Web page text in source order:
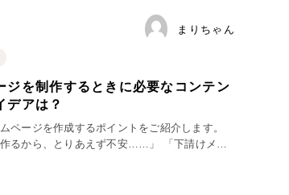
まりちゃん
ジを制作するときに必要なコンテン
デアは？
ページを作成するポイントをご紹介します。
作るから、とりあえず不安……」 「下請けメイ